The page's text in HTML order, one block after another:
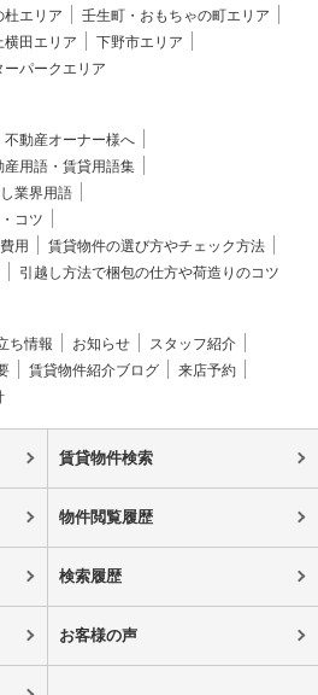
杜エリア
壬生町・おもちゃの町エリア
横田エリア
下野市エリア
ーパークエリア
不動産オーナー様へ
産用語・賃貸用語集
業界用語
コツ
用
賃貸物件の選び方やチェック方法
引越し方法で梱包の仕方や荷造りのコツ
ち情報 お知らせ
スタッフ紹介
賃貸物件紹介ブログ
来店予約
賃貸物件検索
物件閲覧履歴
検索履歴
お客様の声